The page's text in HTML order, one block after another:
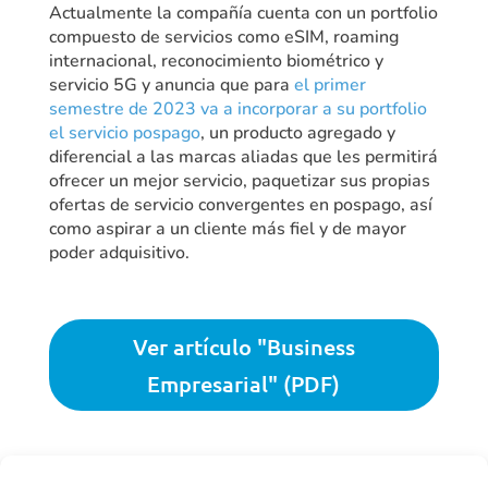
Actualmente la compañía cuenta con un portfolio
compuesto de servicios como eSIM, roaming
internacional, reconocimiento biométrico y
servicio 5G y anuncia que para el primer
semestre de 2023 va a incorporar a su portfolio
el servicio pospago, un producto agregado y
diferencial a las marcas aliadas que les permitirá
ofrecer un mejor servicio, paquetizar sus propias
ofertas de servicio convergentes en pospago, así
como aspirar a un cliente más fiel y de mayor
poder adquisitivo.
Ver artículo "Business
Empresarial" (PDF)